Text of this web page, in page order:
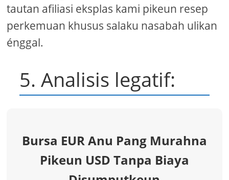
tautan afiliasi eksplas kami pikeun resep
perkemuan khusus salaku nasabah ulikan
énggal.
5. Analisis legatif:
Bursa EUR Anu Pang Murahna
Pikeun USD Tanpa Biaya